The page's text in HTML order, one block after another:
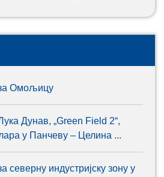
Омољицу
Дунав, „Green Field 2“,
у Панчеву – Целина ...
северну индустријску зону у